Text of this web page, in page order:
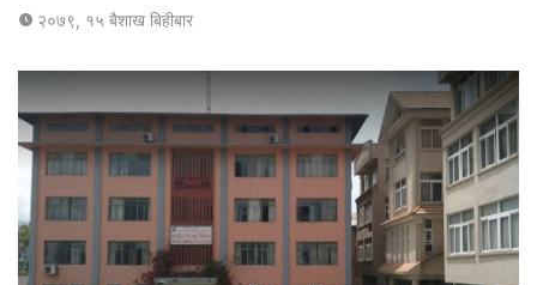
२०७९, १५ बैशाख बिहीबार